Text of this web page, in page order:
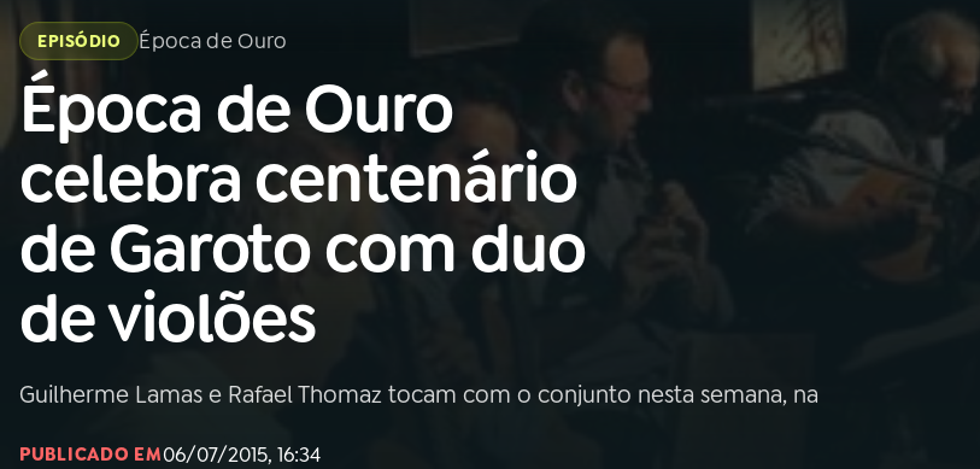
Buscar
na
Rádio
Nacional
01 INÍCIO
02A RÁDIO
03PROGRAMAÇÃO
na
Rádio
Nacional
EPISÓDIO Época de Ouro
Época de Ouro
celebra centenário
de Garoto com duo
de violões
Guilherme Lamas e Rafael Thomaz tocam com o conjunto nesta semana, na
PUBLICADO EM06/07/2015, 16:34